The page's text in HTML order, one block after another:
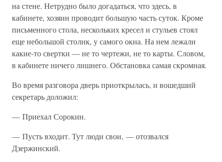
на стене. Нетрудно было догадаться, что здесь, в
кабинете, хозяин проводит большую часть суток. Кроме
письменного стола, нескольких кресел и стульев стоял
еще небольшой столик, у самого окна. На нем лежали
какие-то свертки — не то чертежи, не то карты. Словом,
в кабинете ничего лишнего. Обстановка самая скромная.
Во время разговора дверь приоткрылась, и вошедший
секретарь доложил:
— Приехал Сорокин.
— Пусть входит. Тут люди свои, — отозвался
Дзержинский.